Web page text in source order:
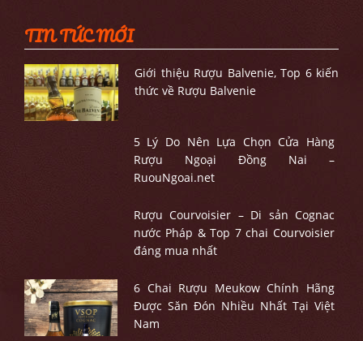
TIN TỨC MỚI
Giới thiệu Rượu Balvenie, Top 6 kiến
thức về Rượu Balvenie
5 Lý Do Nên Lựa Chọn Cửa Hàng
Rượu Ngoại Đồng Nai –
RuouNgoai.net
Rượu Courvoisier – Di sản Cognac
nước Pháp & Top 7 chai Courvoisier
đáng mua nhất
6 Chai Rượu Meukow Chính Hãng
Được Săn Đón Nhiều Nhất Tại Việt
Nam